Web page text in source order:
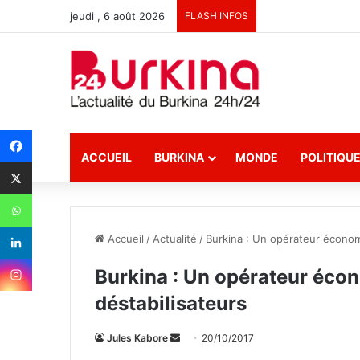
jeudi , 6 août 2026 FLASH INFOS
ACCUEIL BURKINA MONDE POLITIQUE
Accueil / Actualité / Burkina : Un opérateur
Burkina : Un opérateur
déstabilisateurs
Jules Kabore 20/10/2017